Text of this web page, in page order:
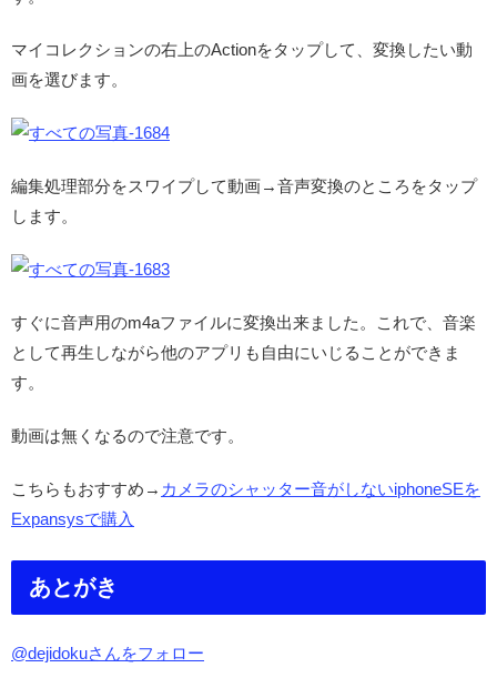
マイコレクションの右上のActionをタップして、変換したい動
画を選びます。
編集処理部分をスワイプして動画→音声変換のところをタップ
します。
すぐに音声用のm4aファイルに変換出来ました。これで、音楽
として再生しながら他のアプリも自由にいじることができま
す。
動画は無くなるので注意です。
こちらもおすすめ→ カメラのシャッター音がしないiphoneSEを
Expansysで購入
あとがき
@dejidokuさんをフォロー